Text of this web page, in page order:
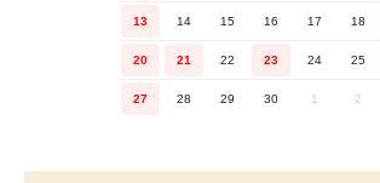
13 14 15 16 17 18
20 21 22 23 24 25
27 28 29 30 1 2